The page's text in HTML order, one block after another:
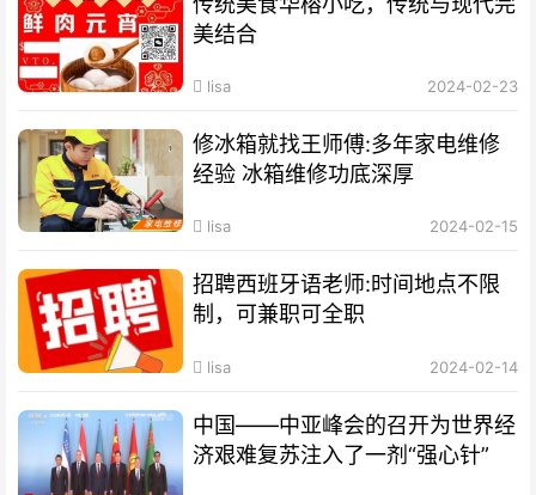
美结合
lisa 2024-02-23
修冰箱就找王师傅:多年家电维修
经验 冰箱维修功底深厚
lisa 2024-02-15
招聘西班牙语老师:时间地点不限
制，可兼职可全职
lisa 2024-02-14
中国——中亚峰会的召开为世界经
济艰难复苏注入了一剂“强心针”